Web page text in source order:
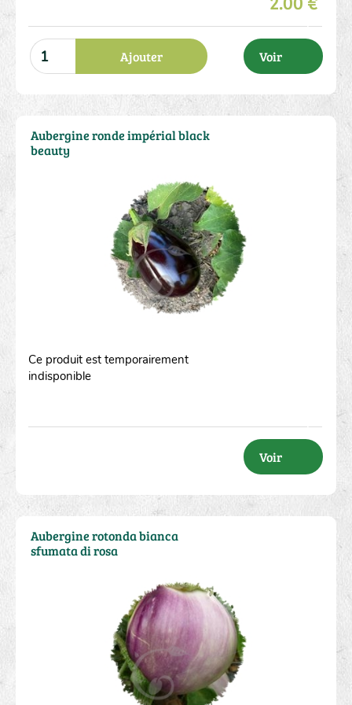
Ajouter Voir
Ce produit est temporairement
indisponible
Voir
Aubergine ronde impérial black
beauty
Aubergine rotonda bianca
sfumata di rosa